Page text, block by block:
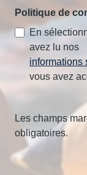
Politique de
En
avez lu nos
informations
vous avez
Les champs
obligatoires.